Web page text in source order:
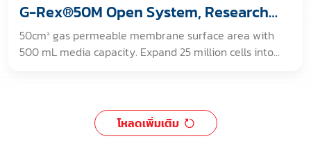
G-Rex®50M Open System, Research
Use Only
50cm² gas permeable membrane surface area with
500 mL media capacity. Expand 25 million cells into
โหลดเพิ่มเติม